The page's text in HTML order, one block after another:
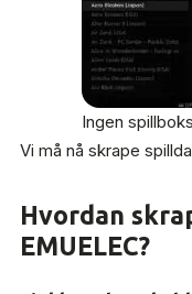
Ingen
Vi må nå skrape
Hvordan
EMUELEC?